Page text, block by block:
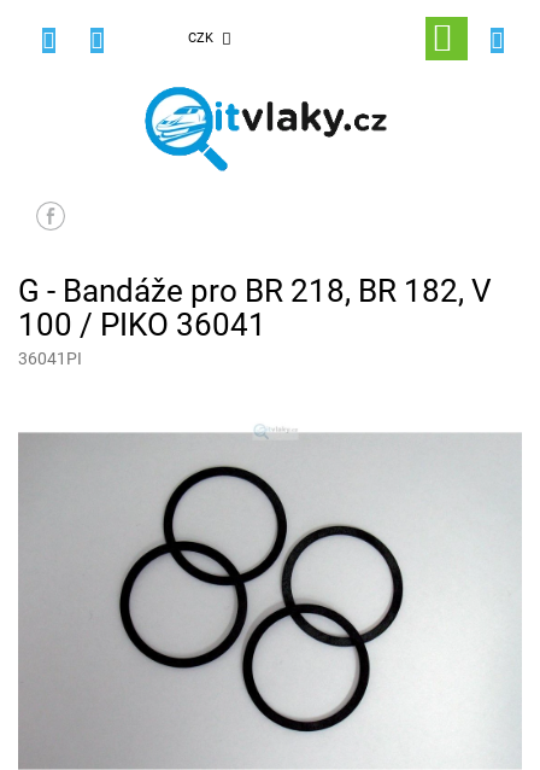
CZK
NÁKUPNÍ
KOŠÍK
G - Bandáže pro BR 218, BR 182, V
100 / PIKO 36041
36041PI